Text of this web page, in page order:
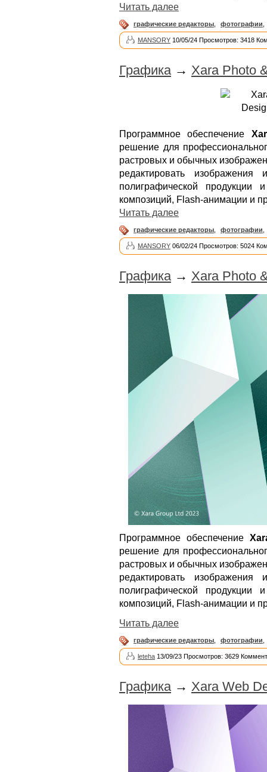
Читать далее
графические редакторы фотографии
MANSORY 10/05/24 Просмотров: 3418
Графика→ Xara Photo
Программное обеспечение
решение для
растровых и обычных
редактировать изображения
полиграфической продукции
композиций, Flash-анимации и
Читать далее
графические редакторы фотографии
MANSORY 06/02/24 Просмотров: 5024
Графика→ Xara Photo
Программное обеспечение
решение для
растровых и обычных
редактировать изображения
полиграфической продукции
композиций, Flash-анимации и
Читать далее
графические редакторы фотографии
leteha 13/09/23 Просмотров: 3629
Графика→ Xara Web